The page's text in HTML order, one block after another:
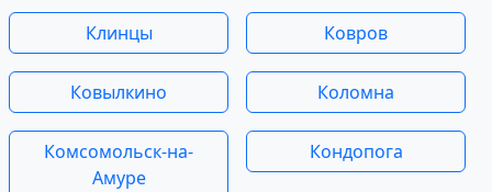
Клинцы Ковров
Ковылкино Коломна
Комсомольск-на-
Амуре
Кондопога